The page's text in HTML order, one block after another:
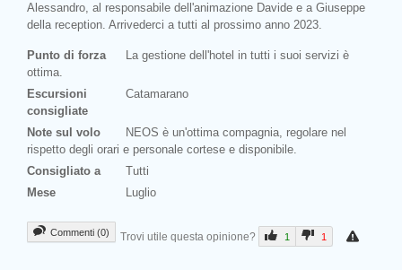
Alessandro, al responsabile dell'animazione Davide e a Giuseppe
della reception. Arrivederci a tutti al prossimo anno 2023.
Punto di forza
La gestione dell'hotel in tutti i suoi servizi è
ottima.
Escursioni
consigliate
Catamarano
Note sul volo
NEOS è un'ottima compagnia, regolare nel
rispetto degli orari e personale cortese e disponibile.
Consigliato a
Tutti
Mese
Luglio
Commenti (0) Trovi utile questa opinione? 1 1